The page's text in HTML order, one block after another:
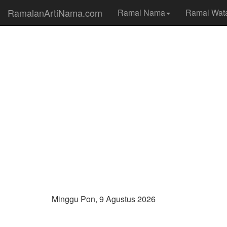
RamalanArtiNama.com Ramal Nama Ramal
Minggu Pon, 9 Agustus 2026